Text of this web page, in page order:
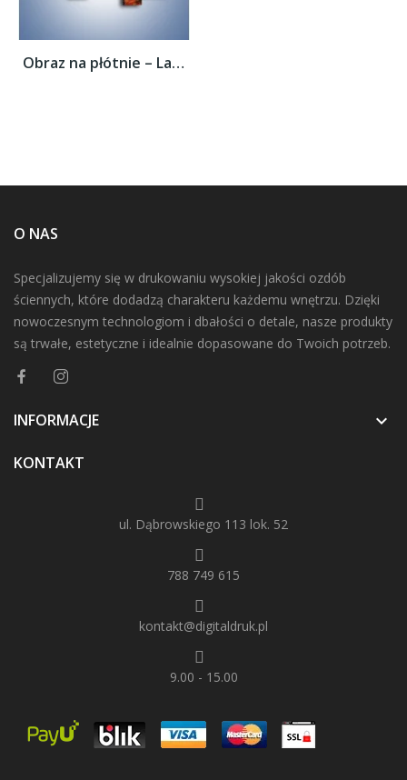
Obraz na płótnie – Lasem w stronę słońca –...
O NAS
Specjalizujemy się w drukowaniu wysokiej jakości ozdób
ściennych, które dodadzą charakteru każdemu wnętrzu. Dzięki
nowoczesnym technologiom i dbałości o detale, nasze produkty
są trwałe, estetyczne i idealnie dopasowane do Twoich potrzeb.
INFORMACJE 
KONTAKT
ul. Dąbrowskiego 113 lok. 52
788 749 615
kontakt@digitaldruk.pl
9.00 - 15.00